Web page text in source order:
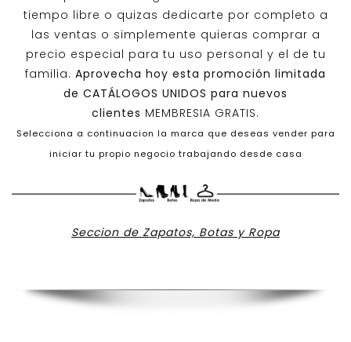
tiempo libre o quizas dedicarte por completo a
las ventas o simplemente quieras comprar a
precio especial para tu uso personal y el de tu
familia. Aprovecha hoy esta promoción limitada
de CATÁLOGOS UNIDOS para nuevos
clientes MEMBRESIA GRATIS.
Selecciona a continuacion la marca que deseas vender para
iniciar tu propio negocio trabajando desde casa
Seccion de Zapatos, Botas y Ropa